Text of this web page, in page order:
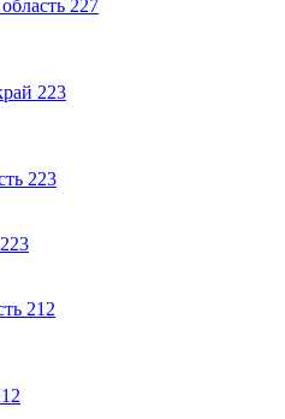
227
223
223
223
212